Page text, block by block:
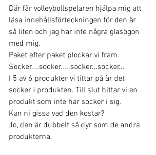
Där får volleybollspelaren hjälpa mig att
läsa innehållsförteckningen för den är
så liten och jag har inte några glasögon
med mig.
Paket efter paket plockar vi fram.
Socker....socker.....socker...socker...
I 5 av 6 produkter vi tittar på är det
socker i produkten. Till slut hittar vi en
produkt som inte har socker i sig.
Kan ni gissa vad den kostar?
Jo, den är dubbelt så dyr som de andra
produkterna.